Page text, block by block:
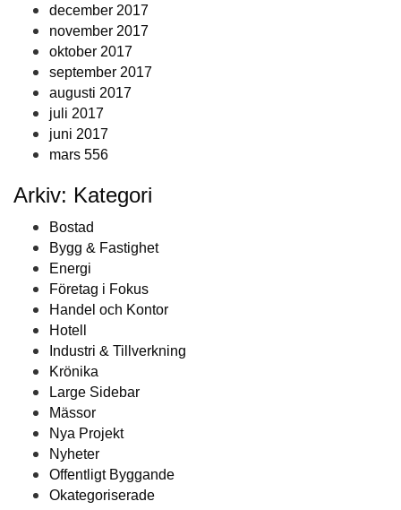
december 2017
november 2017
oktober 2017
september 2017
augusti 2017
juli 2017
juni 2017
mars 556
Arkiv: Kategori
Bostad
Bygg & Fastighet
Energi
Företag i Fokus
Handel och Kontor
Hotell
Industri & Tillverkning
Krönika
Large Sidebar
Mässor
Nya Projekt
Nyheter
Offentligt Byggande
Okategoriserade